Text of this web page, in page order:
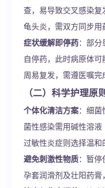
查，易导致交叉感染
龟头炎，需双方同步用
症状缓解即停药：部
自停药，此时病原体
周易复发，需遵医嘱完
（二）科学护理原
个体化清洁方案：细
菌性感染需用碱性溶液
过敏性炎症则选择温和
避免刺激性物质：暂
孕套润滑剂及壮阳药膏